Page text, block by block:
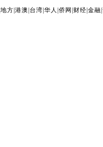
|地方 |港澳 台湾 |华人 |侨网 财经 |金融 |